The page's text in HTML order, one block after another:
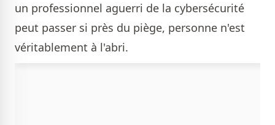
un professionnel aguerri de la cybersécurité
peut passer si près du piège, personne n'est
véritablement à l'abri.